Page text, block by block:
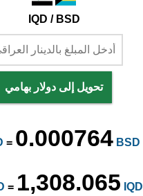
IQD / BSD
تحويل إلى دولار بهامي
= 0.000764 BSD
= 1,308.065 IQD